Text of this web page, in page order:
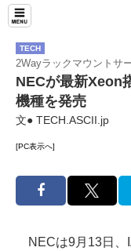
TECH
2Wayラックマウントサ
NECが最新Xeon
機種を発売
文● TECH.ASCII.jp
[PC表示へ]
NECは9月13日、